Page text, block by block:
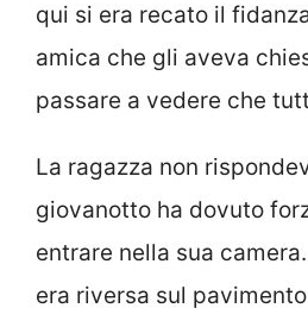
qui si era recato il
amica che gli aveva
passare a vedere che
La ragazza non
giovanotto ha dovuto
entrare nella sua
era riversa sul